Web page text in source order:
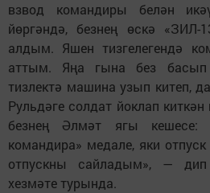
взвод командиры белән
йөргәндә, безнең өскә «ЗИЛ-
алдым. Яшен тизгелегендә
аттым. Яңа гына без басып
тизлектә машина узып китеп,
Рульдәге солдат йоклап
безнең Әлмәт ягы кешесе:
командира» медале, яки
отпускны сайладым», —
хезмәте турында.